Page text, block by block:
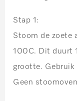
Stap 1:
Stoom de zoete
100C. Dit duurt
grootte. Gebruik
Geen